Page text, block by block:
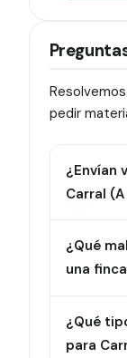
pedir
¿Envían
Carral
¿Qué
una
¿Qué
para